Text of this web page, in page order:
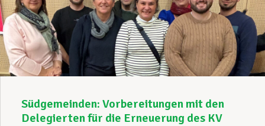
Südgemeinden: Vorbereitungen mit den
Delegierten für die Erneuerung des KV